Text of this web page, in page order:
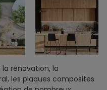

rénovation, la
les plaques composites